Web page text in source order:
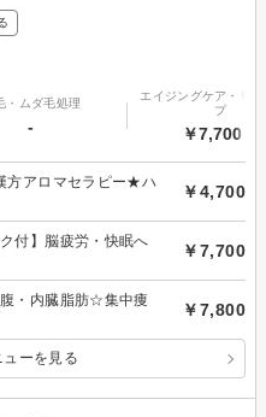
・ムダ毛処理
-
エイジングケア・リ
プ
￥7,700～
方アロマセラピー★ハ
￥4,700
付】脳疲労・快眠へ
￥7,700
腹・内臓脂肪☆集中痩
￥7,800
ーを見る